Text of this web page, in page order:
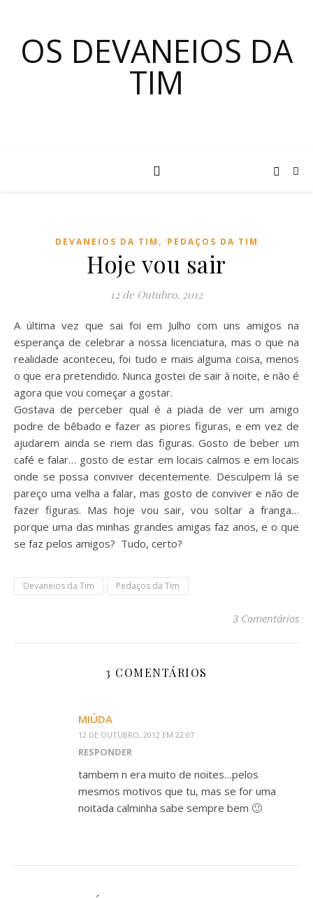
OS DEVANEIOS DA
TIM
DEVANEIOS DA TIM , PEDAÇOS DA TIM
Hoje vou sair
12 de Outubro, 2012
A última vez que sai foi em Julho com uns amigos na
esperança de celebrar a nossa licenciatura, mas o que na
realidade aconteceu, foi tudo e mais alguma coisa, menos
o que era pretendido. Nunca gostei de sair à noite, e não é
agora que vou começar a gostar.
Gostava de perceber qual é a piada de ver um amigo
podre de bêbado e fazer as piores figuras, e em vez de
ajudarem ainda se riem das figuras. Gosto de beber um
café e falar… gosto de estar em locais calmos e em locais
onde se possa conviver decentemente. Desculpem lá se
pareço uma velha a falar, mas gosto de conviver e não de
fazer figuras. Mas hoje vou sair, vou soltar a franga…
porque uma das minhas grandes amigas faz anos, e o que
se faz pelos amigos? Tudo, certo?
Devaneios da Tim Pedaços da Tim
3 Comentários
3 COMENTÁRIOS
MIÚDA
12 DE OUTUBRO, 2012 EM 22:07
RESPONDER
tambem n era muito de noites…pelos
mesmos motivos que tu, mas se for uma
noitada calminha sabe sempre bem 🙂